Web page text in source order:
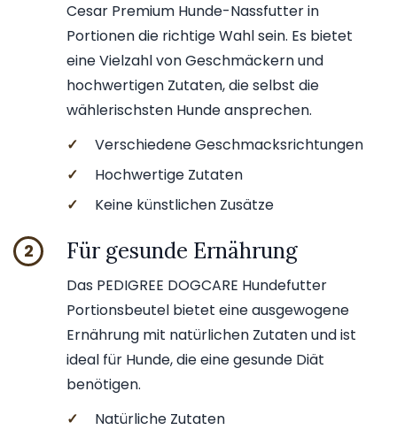
Cesar Premium Hunde-Nassfutter in
Portionen die richtige Wahl sein. Es bietet
eine Vielzahl von Geschmäckern und
hochwertigen Zutaten, die selbst die
wählerischsten Hunde ansprechen.
✓
Verschiedene Geschmacksrichtungen
✓
Hochwertige Zutaten
✓
Keine künstlichen Zusätze
2 Für gesunde Ernährung
Das PEDIGREE DOGCARE Hundefutter
Portionsbeutel bietet eine ausgewogene
Ernährung mit natürlichen Zutaten und ist
ideal für Hunde, die eine gesunde Diät
benötigen.
✓
Natürliche Zutaten